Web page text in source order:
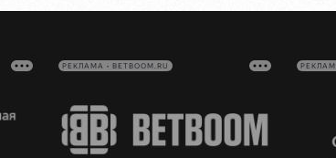
РЕКЛАМА • BETBOOM.RU